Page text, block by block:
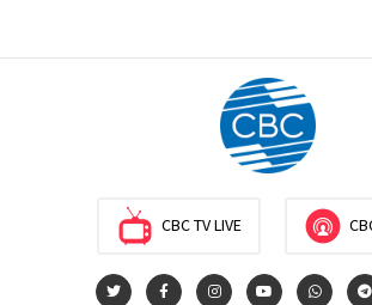
В минобороны Азербайджана
военных атташе в зарубежных
годовщины Вашингтонского саммита
CBC TV LIVE